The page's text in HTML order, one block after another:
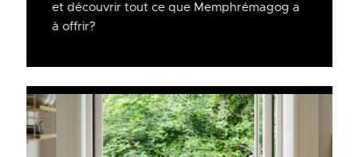
et découvrir tout ce que Memphrémagog a
à offrir?